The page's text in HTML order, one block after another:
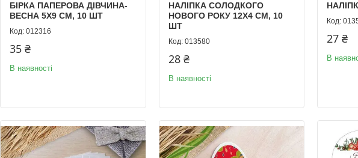
БІРКА ПАПЕРОВА ДІВЧИНА-
ВЕСНА 5Х9 СМ, 10 ШТ
012316
35 ₴
В наявності
НАЛІПКА СОЛОДКОГО
НОВОГО РОКУ 12Х4 СМ, 10
ШТ
013580
28 ₴
В наявності
27 ₴
В